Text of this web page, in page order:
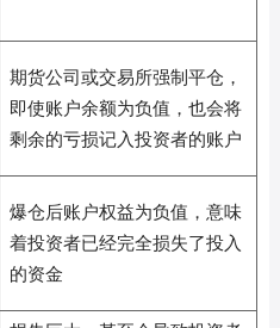
期货公司或交易所强制平仓，
即使账户余额为负值，也会将
剩余的亏损记入投资者的账户
爆仓后账户权益为负值，意味
着投资者已经完全损失了投入
的资金